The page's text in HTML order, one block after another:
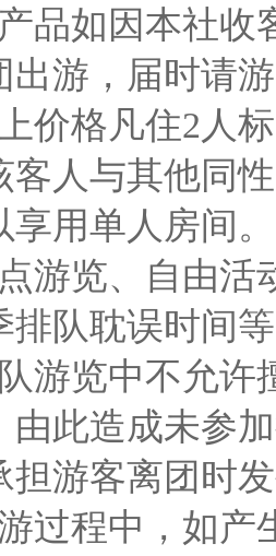
产品如因本社
出游，届时请
上价格凡住2人
客人与其他同
用单人房间。
点游览、自由
排队耽误时间
队游览中不允
由此造成未参
担游客离团时
游过程中，如